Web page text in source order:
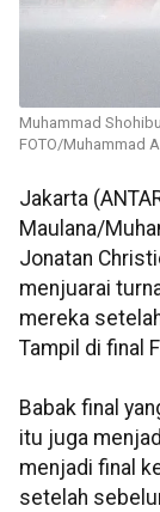
Muhammad
FOTO/Muhammad
Jakarta
Maulana/
Jonatan
menjuarai
mereka
Tampil di final
Babak final
itu juga
menjadi final
setelah